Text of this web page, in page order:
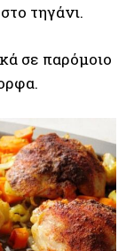
τηγάνι.
σε παρόμοιο